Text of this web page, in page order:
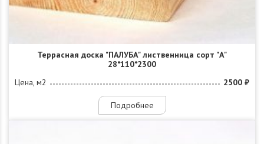
Террасная доска "ПАЛУБА" лиственница сорт "А"
28*110*2300
Цена, м2
2500 ₽
Подробнее